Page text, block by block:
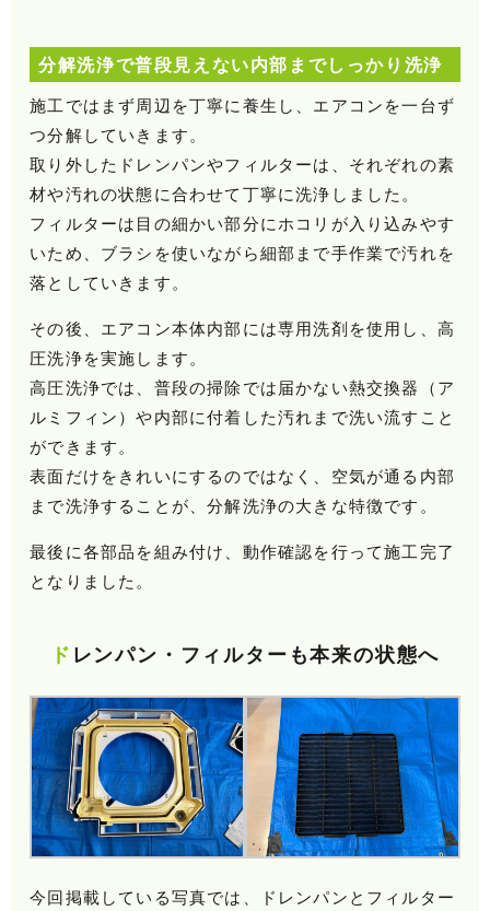
分解洗浄で普段見えない内部までしっかり洗浄
施工ではまず周辺を丁寧に養生し、エアコンを一台ず
つ分解していきます。
取り外したドレンパンやフィルターは、それぞれの素
材や汚れの状態に合わせて丁寧に洗浄しました。
フィルターは目の細かい部分にホコリが入り込みやす
いため、ブラシを使いながら細部まで手作業で汚れを
落としていきます。
その後、エアコン本体内部には専用洗剤を使用し、高
圧洗浄を実施します。
高圧洗浄では、普段の掃除では届かない熱交換器（ア
ルミフィン）や内部に付着した汚れまで洗い流すこと
ができます。
表面だけをきれいにするのではなく、空気が通る内部
まで洗浄することが、分解洗浄の大きな特徴です。
最後に各部品を組み付け、動作確認を行って施工完了
となりました。
ドレンパン・フィルターも本来の状態へ
今回掲載している写真では、ドレンパンとフィルター